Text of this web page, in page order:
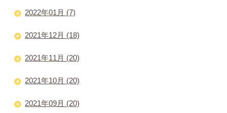
2022年01月 (7)
2021年12月 (18)
2021年11月 (20)
2021年10月 (20)
2021年09月 (20)